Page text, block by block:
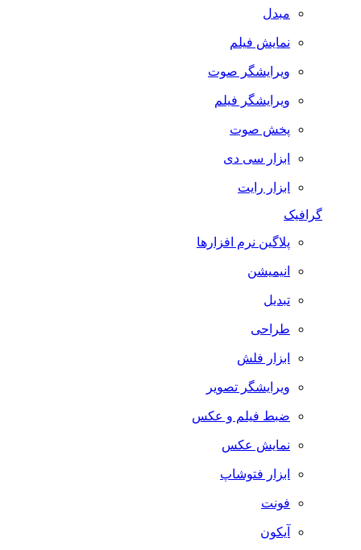
مبدل
نمایش فیلم
ویرایشگر صوت
ویرایشگر فیلم
پخش صوت
ابزار سی دی
ابزار رایت
گرافیک
پلاگین نرم افزارها
انیمیشن
تبدیل
طراحی
ابزار فلش
ویرایشگر تصویر
ضبط فيلم و عكس
نمایش عکس
ابزار فتوشاپ
فونت
آیکون